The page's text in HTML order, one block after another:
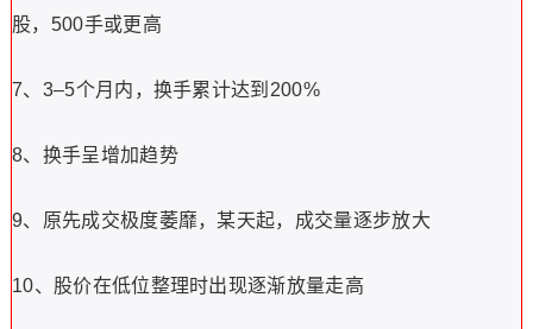
股，500手或更高
7、3–5个月内，换手累计达到200%
8、换手呈增加趋势
9、原先成交极度萎靡，某天起，成交量逐步放大
10、股价在低位整理时出现逐渐放量走高